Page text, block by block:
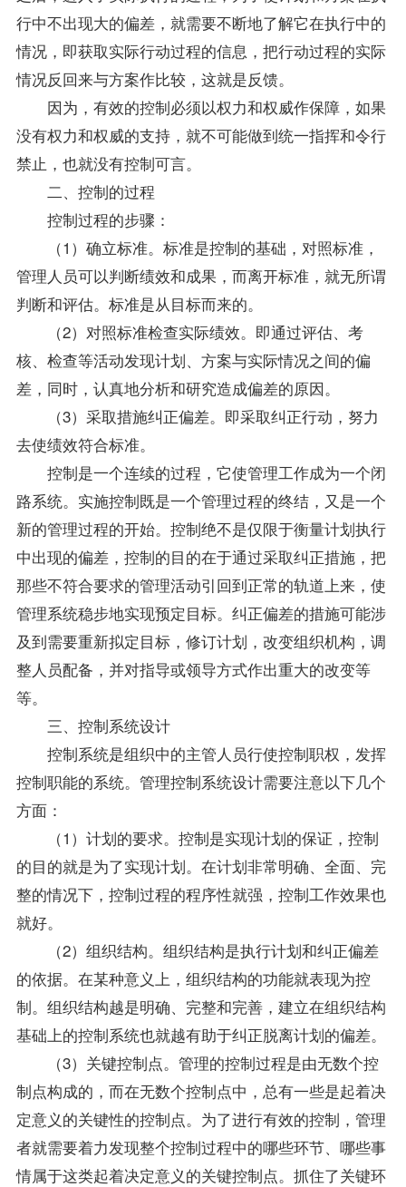
行中不出现大的偏差，就需要不断地了解它在执行中的
情况，即获取实际行动过程的信息，把行动过程的实际
情况反回来与方案作比较，这就是反馈。
因为，有效的控制必须以权力和权威作保障，如果
没有权力和权威的支持，就不可能做到统一指挥和令行
禁止，也就没有控制可言。
二、控制的过程
控制过程的步骤：
（1）确立标准。标准是控制的基础，对照标准，
管理人员可以判断绩效和成果，而离开标准，就无所谓
判断和评估。标准是从目标而来的。
（2）对照标准检查实际绩效。即通过评估、考
核、检查等活动发现计划、方案与实际情况之间的偏
差，同时，认真地分析和研究造成偏差的原因。
（3）采取措施纠正偏差。即采取纠正行动，努力
去使绩效符合标准。
控制是一个连续的过程，它使管理工作成为一个闭
路系统。实施控制既是一个管理过程的终结，又是一个
新的管理过程的开始。控制绝不是仅限于衡量计划执行
中出现的偏差，控制的目的在于通过采取纠正措施，把
那些不符合要求的管理活动引回到正常的轨道上来，使
管理系统稳步地实现预定目标。纠正偏差的措施可能涉
及到需要重新拟定目标，修订计划，改变组织机构，调
整人员配备，并对指导或领导方式作出重大的改变等
等。
三、控制系统设计
控制系统是组织中的主管人员行使控制职权，发挥
控制职能的系统。管理控制系统设计需要注意以下几个
方面：
（1）计划的要求。控制是实现计划的保证，控制
的目的就是为了实现计划。在计划非常明确、全面、完
整的情况下，控制过程的程序性就强，控制工作效果也
就好。
（2）组织结构。组织结构是执行计划和纠正偏差
的依据。在某种意义上，组织结构的功能就表现为控
制。组织结构越是明确、完整和完善，建立在组织结构
基础上的控制系统也就越有助于纠正脱离计划的偏差。
（3）关键控制点。管理的控制过程是由无数个控
制点构成的，而在无数个控制点中，总有一些是起着决
定意义的关键性的控制点。为了进行有效的控制，管理
者就需要着力发现整个控制过程中的哪些环节、哪些事
情属于这类起着决定意义的关键控制点。抓住了关键环